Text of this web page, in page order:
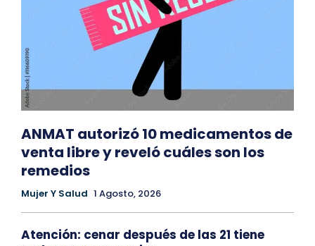
ANMAT autorizó 10 medicamentos de
venta libre y reveló cuáles son los
remedios
Mujer Y Salud 1 Agosto, 2026
Atención: cenar después de las 21 tiene